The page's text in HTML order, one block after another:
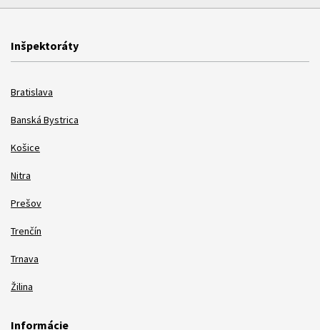
Inšpektoráty
Bratislava
Banská Bystrica
Košice
Nitra
Prešov
Trenčín
Trnava
Žilina
Informácie